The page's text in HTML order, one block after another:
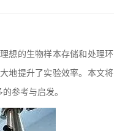
想的生物样本存储和处理环
地提升了实验效率。本文将
参考与启发。